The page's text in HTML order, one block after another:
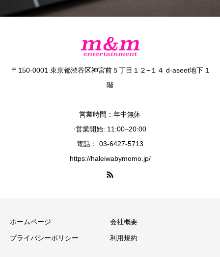
〒150-0001 東京都渋谷区神宮前５丁目１２−１４ d-aseet地下 1
階
営業時間：年中無休
⋅営業開始: 11:00−20:00
電話： 03-6427-5713
https://haleiwabymomo.jp/
ホームページ 会社概要
プライバシーポリシー 利用規約